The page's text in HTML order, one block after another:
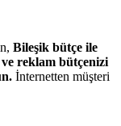
Bileşik bütçe ile
reklam bütçenizi
İnternetten müşteri